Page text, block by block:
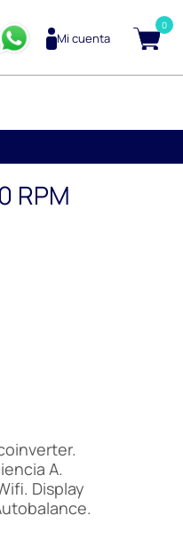
Mi cuenta
0
RPM
A.
Display